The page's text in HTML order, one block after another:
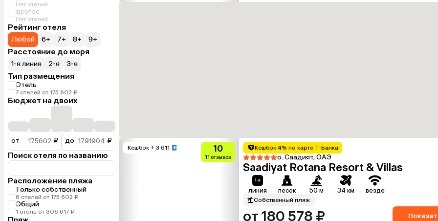
Нет отелей
другое
Нет отелей
Рейтинг отеля
Любой 6+ 7+ 8+ 9+
Расстояние до моря
1-я линия 2-я 3-я
Тип размещения
Отель
7 отелей от 175 602 ₽
Бюджет на двоих
от ₽ до ₽
Поиск отеля по названию
Расположение пляжа
Только собственный
6 отелей от 175 602 ₽
Общий
1 отель от 306 617 ₽
Кешбэк + 3 611 10
11 отзывов
Кешбэк 4% по карте Т-Банка
о. Саадият, ОАЭ
Saadiyat Rotana Resort & Villas
линия песок 50 м 34 км везде
Собственный пляж
от 180 578 ₽